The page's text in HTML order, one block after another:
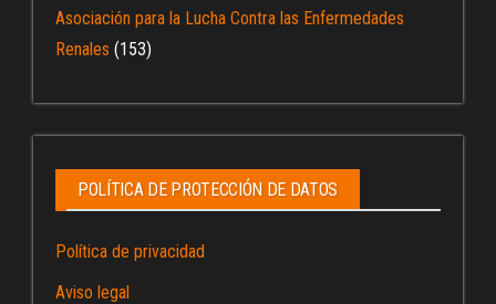
Asociación para la Lucha Contra las Enfermedades
Renales (153)
POLÍTICA DE PROTECCIÓN DE DATOS
Política de privacidad
Aviso legal